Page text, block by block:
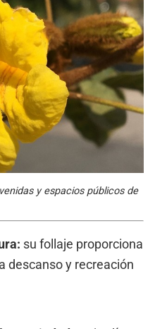
y espacios públicos de
su follaje proporciona
descanso y recreación